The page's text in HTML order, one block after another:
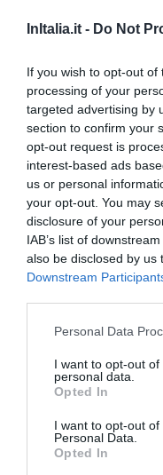
InItalia.it - Do Not
If you wish to opt-out
processing of your
targeted advertising by
section to confirm your
opt-out request is
interest-based ads
us or personal
your opt-out. You may
disclosure of your
IAB’s list of
also be disclosed by us
Downstream
Personal Data
I want to opt-out
personal data.
Opted In
I want to opt-out
Personal Data.
Opted In
Monfalcone
Principais cidades na
em Pordenone
Aviano
Brugnera
Maniago
Pordenone
San Vito Al Tagliamento
Principais cidades na
Principais cidades na
Arta Terme